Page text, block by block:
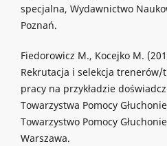
specjalna, Wydawnictwo
Poznań.
Fiedorowicz M., Kocejko M.
Rekrutacja i selekcja trenerów/
pracy na przykładzie
Towarzystwa Pomocy
Towarzystwo Pomocy
Warszawa.